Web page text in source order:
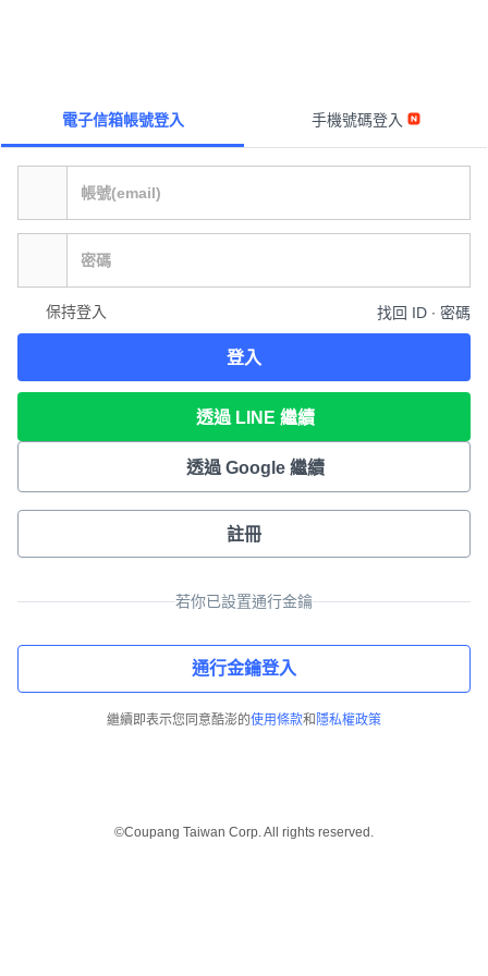
電子信箱帳號登入 手機號碼登入
保持登入 找回 ID ∙ 密碼
登入
透過 LINE 繼續
透過 Google 繼續
註冊
若你已設置通行金鑰
通行金鑰登入
繼續即表示您同意酷澎的使用條款和 隱私權政策
©Coupang Taiwan Corp. All rights reserved.